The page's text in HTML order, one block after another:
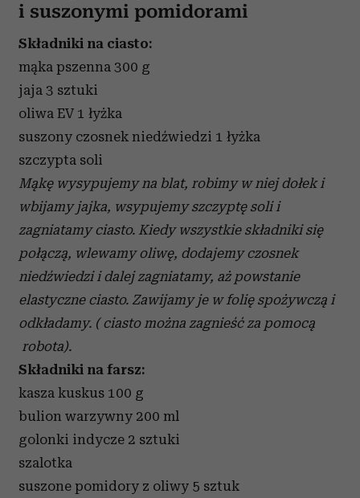
i suszonymi pomidorami
Składniki na ciasto:
mąka pszenna 300 g
jaja 3 sztuki
oliwa EV 1 łyżka
suszony czosnek niedźwiedzi 1 łyżka
szczypta soli
Mąkę wysypujemy na blat, robimy w niej dołek i
wbijamy jajka, wsypujemy szczyptę soli i
zagniatamy ciasto. Kiedy wszystkie składniki się
połączą, wlewamy oliwę, dodajemy czosnek
niedźwiedzi i dalej zagniatamy, aż powstanie
elastyczne ciasto. Zawijamy je w folię spożywczą i
odkładamy. ( ciasto można zagnieść za pomocą
robota).
Składniki na farsz:
kasza kuskus 100 g
bulion warzywny 200 ml
golonki indycze 2 sztuki
szalotka
suszone pomidory z oliwy 5 sztuk